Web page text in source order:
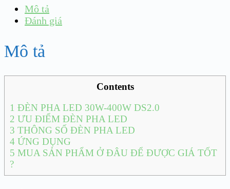
Mô tả
Đánh giá
Mô tả
Contents
1 ĐÈN PHA LED 30W-400W DS2.0
2 ƯU ĐIỂM ĐÈN PHA LED
3 THÔNG SỐ ĐÈN PHA LED
4 ỨNG DỤNG
5 MUA SẢN PHẨM Ở ĐÂU ĐỂ ĐƯỢC GIÁ TỐT
?